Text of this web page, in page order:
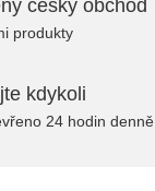
český obchod
produkty
kdykoli
24 hodin denně